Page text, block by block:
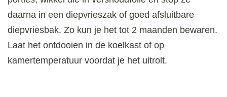
daarna in een diepvrieszak of goed afsluitbare
diepvriesbak. Zo kun je het tot 2 maanden bewaren.
Laat het ontdooien in de koelkast of op
kamertemperatuur voordat je het uitrolt.